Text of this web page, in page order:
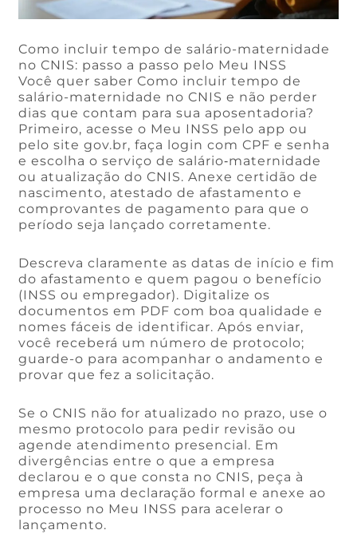
Como incluir tempo de salário-maternidade
no CNIS: passo a passo pelo Meu INSS
Você quer saber Como incluir tempo de
salário-maternidade no CNIS e não perder
dias que contam para sua aposentadoria?
Primeiro, acesse o Meu INSS pelo app ou
pelo site gov.br, faça login com CPF e senha
e escolha o serviço de salário‑maternidade
ou atualização do CNIS. Anexe certidão de
nascimento, atestado de afastamento e
comprovantes de pagamento para que o
período seja lançado corretamente.
Descreva claramente as datas de início e fim
do afastamento e quem pagou o benefício
(INSS ou empregador). Digitalize os
documentos em PDF com boa qualidade e
nomes fáceis de identificar. Após enviar,
você receberá um número de protocolo;
guarde-o para acompanhar o andamento e
provar que fez a solicitação.
Se o CNIS não for atualizado no prazo, use o
mesmo protocolo para pedir revisão ou
agende atendimento presencial. Em
divergências entre o que a empresa
declarou e o que consta no CNIS, peça à
empresa uma declaração formal e anexe ao
processo no Meu INSS para acelerar o
lançamento.